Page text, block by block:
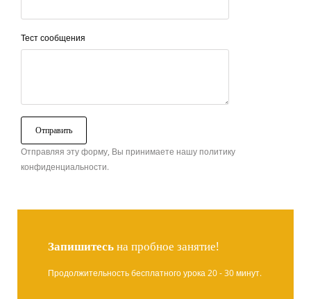
Тест сообщения
Отправляя эту форму, Вы принимаете нашу политику
конфиденциальности.
Запишитесьна пробное занятие!
Продолжительность бесплатного урока 20 - 30 минут.